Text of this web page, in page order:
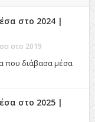
στο 2024 |
στο 2019
που διάβασα μέσα
στο 2025 |